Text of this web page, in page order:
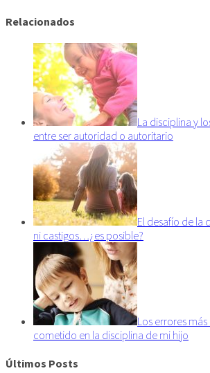
Relacionados
La disciplina y
entre ser autoridad o autoritario
El desafío de la
ni castigos…¿es posible?
Los errores
cometido en la disciplina de mi hijo
Últimos Posts